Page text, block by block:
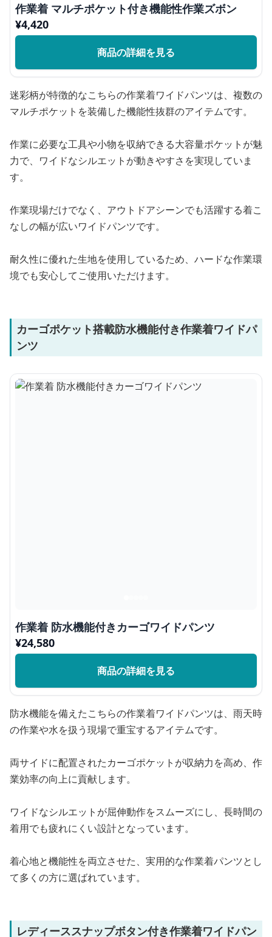
作業着 マルチポケット付き機能性作業ズボン
¥4,420
商品の詳細を見る
迷彩柄が特徴的なこちらの作業着ワイドパンツは、複数の
マルチポケットを装備した機能性抜群のアイテムです。
作業に必要な工具や小物を収納できる大容量ポケットが魅
力で、ワイドなシルエットが動きやすさを実現していま
す。
作業現場だけでなく、アウトドアシーンでも活躍する着こ
なしの幅が広いワイドパンツです。
耐久性に優れた生地を使用しているため、ハードな作業環
境でも安心してご使用いただけます。
カーゴポケット搭載防水機能付き作業着ワイドパ
ンツ
作業着 防水機能付きカーゴワイドパンツ
¥24,580
商品の詳細を見る
防水機能を備えたこちらの作業着ワイドパンツは、雨天時
の作業や水を扱う現場で重宝するアイテムです。
両サイドに配置されたカーゴポケットが収納力を高め、作
業効率の向上に貢献します。
ワイドなシルエットが屈伸動作をスムーズにし、長時間の
着用でも疲れにくい設計となっています。
着心地と機能性を両立させた、実用的な作業着パンツとし
て多くの方に選ばれています。
レディーススナップボタン付き作業着ワイドパン